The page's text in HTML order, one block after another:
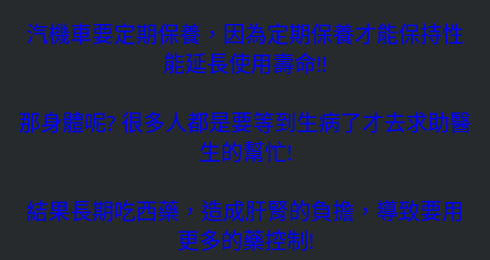
汽機車要定期保養，因為定期保養才能保持性
能延長使用壽命!!
那身體呢? 很多人都是要等到生病了才去求助醫
生的幫忙!
結果長期吃西藥，造成肝腎的負擔，導致要用
更多的藥控制!